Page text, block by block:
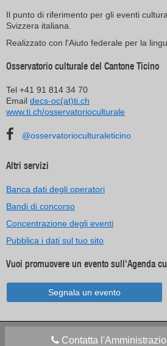
Il punto di riferimento per gli eventi
Svizzera italiana.
Realizzato con l'Aiuto federale per la
Osservatorio culturale del Cantone Ticino
Tel +41 91 814 34 70
Email decs-oc(at)ti.ch
www.ti.ch/osservatorioculturale
@osservatorioculturaleticino
Altri servizi
Banca dati degli operatori
Bandi di concorso
Concentrazione degli eventi
Pubblica i dati sul tuo sito
Vuoi promuovere un evento sull'Agenda
Segnala un evento
Contatta